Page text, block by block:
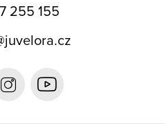
255 155
juvelora.cz